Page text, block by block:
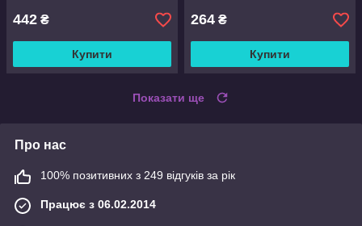
442 ₴
Купити
264 ₴
Купити
Показати ще
Про нас
100% позитивних з 249 відгуків за рік
Працює з 06.02.2014